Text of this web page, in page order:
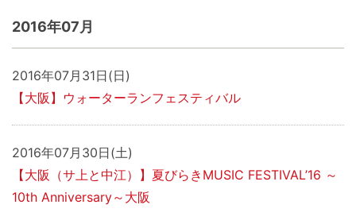
2016年07月
2016年07月31日(日)
【大阪】ウォーターランフェスティバル
2016年07月30日(土)
【大阪（サ上と中江）】夏びらきMUSIC FESTIVAL’16 ～
10th Anniversary～大阪